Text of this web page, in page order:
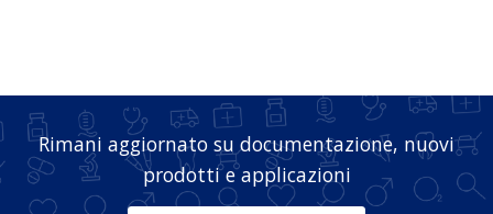
Rimani aggiornato su documentazione, nuovi
prodotti e applicazioni